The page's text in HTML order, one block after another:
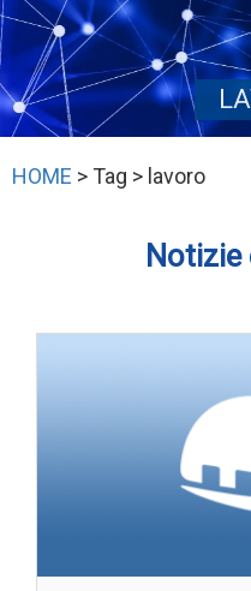
HOME > Tag > lavoro